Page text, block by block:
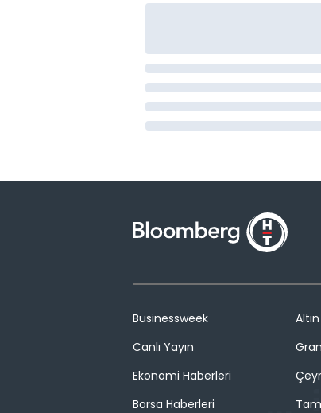
Businessweek
Canlı Yayın
Ekonomi Haberleri
Borsa Haberleri